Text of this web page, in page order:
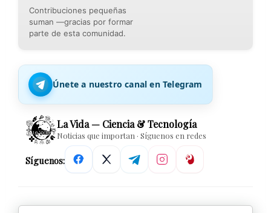
Contribuciones pequeñas
suman —gracias por formar
parte de esta comunidad.
Únete a nuestro canal en Telegram
La Vida — Ciencia & Tecnología
Noticias que importan · Síguenos en redes
Síguenos: